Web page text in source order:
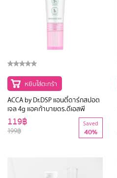
หยิบใส่ตะกร้า
ACCA by Dr.DSP แอนตี้ดาร์กสปอต
เจล 4g แอคก้าบายดร.ดีเอสพี
199฿
119฿ Saved
40%